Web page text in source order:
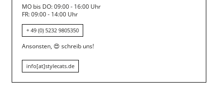
MO bis DO: 09:00 - 16:00 Uhr
FR: 09:00 - 14:00 Uhr
+ 49 (0) 5232 9805350
Ansonsten, 😍 schreib uns!
info[at]stylecats.de